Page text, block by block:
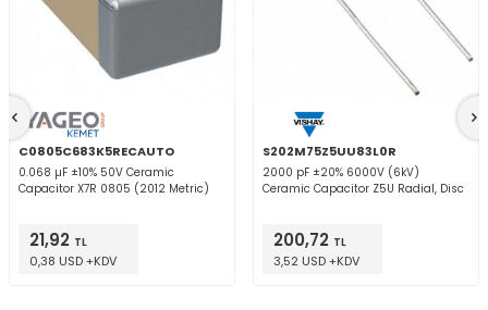
C0805C683K5RECAUTO
0.068 µF ±10% 50V Ceramic
Capacitor X7R 0805 (2012 Metric)
21,92 TL
0,38 USD +KDV
S202M75Z5UU83L0R
2000 pF ±20% 6000V (6kV)
Ceramic Capacitor Z5U Radial, Disc
200,72 TL
3,52 USD +KDV